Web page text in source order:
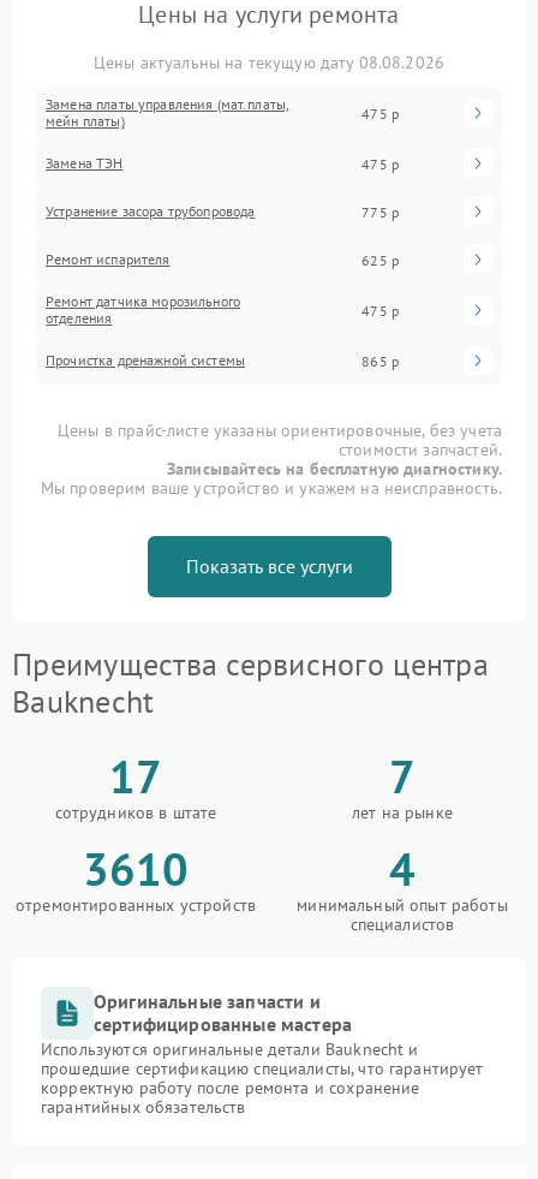
Цены на услуги ремонта
Цены актуальны на текущую дату 08.08.2026
Замена платы управления (мат.платы,
мейн платы)
475 р
Замена ТЭН 475 р
Устранение засора трубопровода 775 р
Ремонт испарителя 625 р
Ремонт датчика морозильного
отделения
475 р
Прочистка дренажной системы 865 р
Цены в прайс-листе указаны ориентировочные, без учета
стоимости запчастей.
Записывайтесь на бесплатную диагностику.
Мы проверим ваше устройство и укажем на неисправность.
Показать все услуги
Преимущества сервисного центра
Bauknecht
17
сотрудников в штате
7
лет на рынке
3610
отремонтированных устройств
4
минимальный опыт работы
специалистов
Оригинальные запчасти и
сертифицированные мастера
Используются оригинальные детали Bauknecht и
прошедшие сертификацию специалисты, что гарантирует
корректную работу после ремонта и сохранение
гарантийных обязательств